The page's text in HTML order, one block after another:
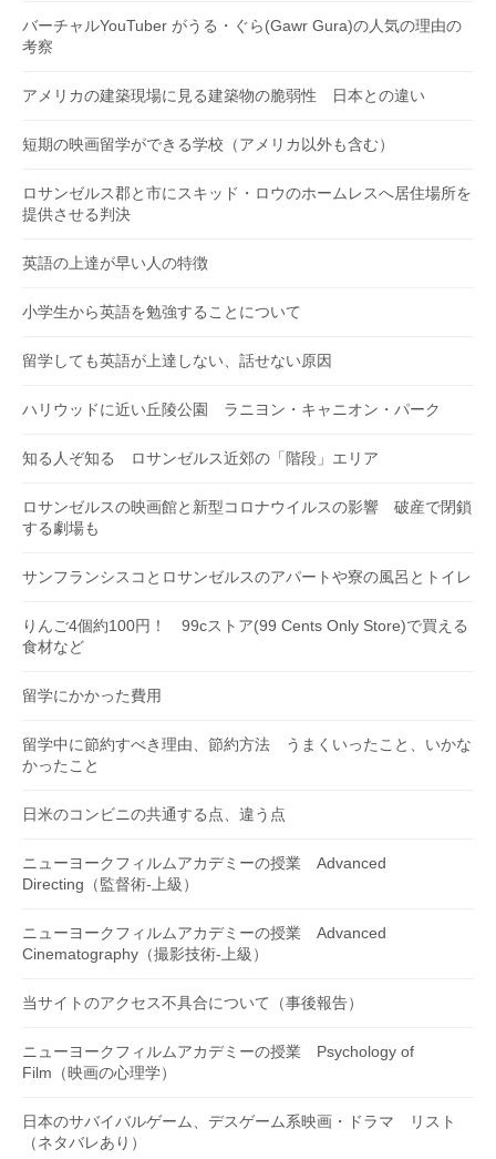
バーチャルYouTuber がうる・ぐら(Gawr Gura)の人気の理由の
考察
アメリカの建築現場に見る建築物の脆弱性 日本との違い
短期の映画留学ができる学校（アメリカ以外も含む）
ロサンゼルス郡と市にスキッド・ロウのホームレスへ居住場所を
提供させる判決
英語の上達が早い人の特徴
小学生から英語を勉強することについて
留学しても英語が上達しない、話せない原因
ハリウッドに近い丘陵公園 ラニヨン・キャニオン・パーク
知る人ぞ知る ロサンゼルス近郊の「階段」エリア
ロサンゼルスの映画館と新型コロナウイルスの影響 破産で閉鎖
する劇場も
サンフランシスコとロサンゼルスのアパートや寮の風呂とトイレ
りんご4個約100円！ 99cストア(99 Cents Only Store)で買える
食材など
留学にかかった費用
留学中に節約すべき理由、節約方法 うまくいったこと、いかな
かったこと
日米のコンビニの共通する点、違う点
ニューヨークフィルムアカデミーの授業 Advanced
Directing（監督術-上級）
ニューヨークフィルムアカデミーの授業 Advanced
Cinematography（撮影技術-上級）
当サイトのアクセス不具合について（事後報告）
ニューヨークフィルムアカデミーの授業 Psychology of
Film（映画の心理学）
日本のサバイバルゲーム、デスゲーム系映画・ドラマ リスト
（ネタバレあり）